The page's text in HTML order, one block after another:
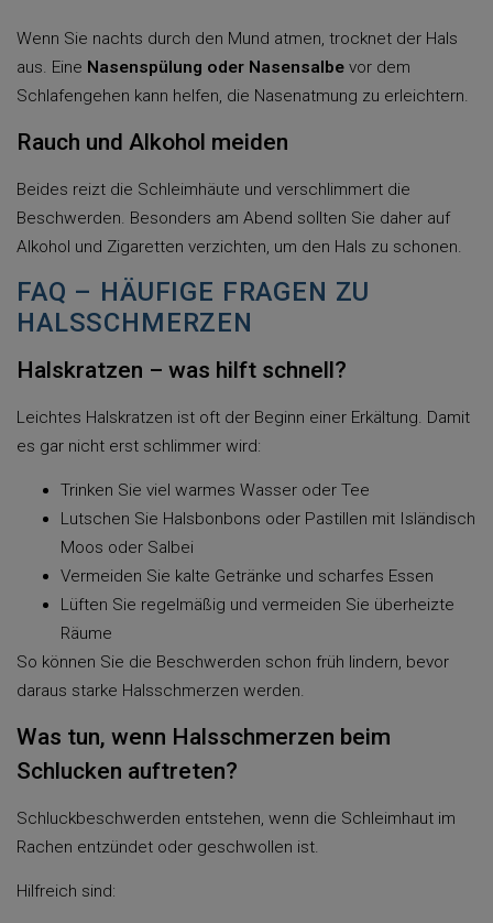
Wenn Sie nachts durch den Mund atmen, trocknet der Hals
aus. Eine Nasenspülung oder Nasensalbe vor dem
Schlafengehen kann helfen, die Nasenatmung zu erleichtern.
Rauch und Alkohol meiden
Beides reizt die Schleimhäute und verschlimmert die
Beschwerden. Besonders am Abend sollten Sie daher auf
Alkohol und Zigaretten verzichten, um den Hals zu schonen.
FAQ – HÄUFIGE FRAGEN ZU
HALSSCHMERZEN
Halskratzen – was hilft schnell?
Leichtes Halskratzen ist oft der Beginn einer Erkältung. Damit
es gar nicht erst schlimmer wird:
Trinken Sie viel warmes Wasser oder Tee
Lutschen Sie Halsbonbons oder Pastillen mit Isländisch
Moos oder Salbei
Vermeiden Sie kalte Getränke und scharfes Essen
Lüften Sie regelmäßig und vermeiden Sie überheizte
Räume
So können Sie die Beschwerden schon früh lindern, bevor
daraus starke Halsschmerzen werden.
Was tun, wenn Halsschmerzen beim
Schlucken auftreten?
Schluckbeschwerden entstehen, wenn die Schleimhaut im
Rachen entzündet oder geschwollen ist.
Hilfreich sind: